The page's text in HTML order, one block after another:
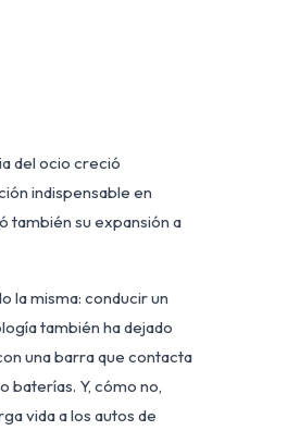
del ocio creció
indispensable en
también su expansión a
la misma: conducir un
también ha dejado
una barra que contacta
baterías. Y, cómo no,
vida a los autos de